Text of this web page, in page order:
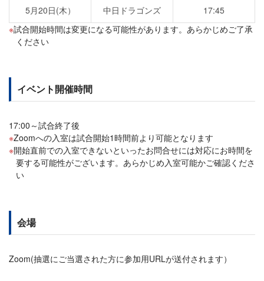
5月20日(木） 中日ドラゴンズ
17:45
試合開始時間は変更になる可能性があります。あらかじめご了承
ください
イベント開催時間
17:00～試合終了後
Zoomへの入室は試合開始1時間前より可能となります
開始直前での入室できないといったお問合せには対応にお時間を
要する可能性がございます。あらかじめ入室可能かご確認くださ
い
会場
Zoom(抽選にご当選された方に参加用URLが送付されます）